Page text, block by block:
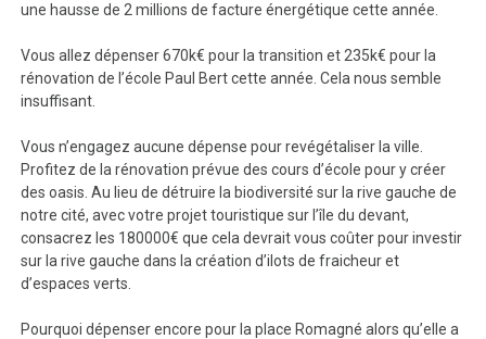
une hausse de 2 millions de facture énergétique cette année.
Vous allez dépenser 670k€ pour la transition et 235k€ pour la
rénovation de l’école Paul Bert cette année. Cela nous semble
insuffisant.
Vous n’engagez aucune dépense pour revégétaliser la ville.
Profitez de la rénovation prévue des cours d’école pour y créer
des oasis. Au lieu de détruire la biodiversité sur la rive gauche de
notre cité, avec votre projet touristique sur l’île du devant,
consacrez les 180000€ que cela devrait vous coûter pour investir
sur la rive gauche dans la création d’ilots de fraicheur et
d’espaces verts.
Pourquoi dépenser encore pour la place Romagné alors qu’elle a